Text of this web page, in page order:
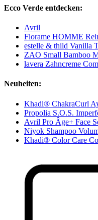
Ecco Verde entdecken:
Avril
Florame HOMME
estelle & thild Vanilla
ZAO Small Bamboo
lavera Zahncreme
Neuheiten:
Khadi® ChakraCurl
Propolia S.O.S.
Avril Pro Âge+ Face
Niyok Shampoo
Khadi® Color Care